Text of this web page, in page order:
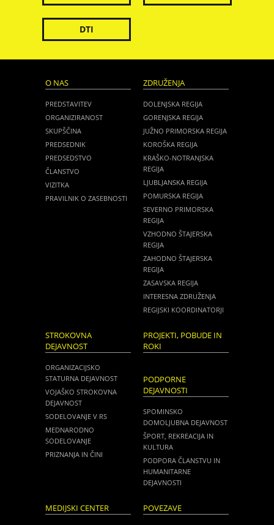
DTI
O NAS
PREDSTAVITEV
ORGANIZIRANOST
SKUPŠČINA
PREDSEDNIK
PREDSEDSTVO
ČLANSTVO
VIZITKA
PRAVILNIK O ZASEBNOSTI
ZDRUŽENJA
DOLENJSKA REGIJA
GORENJSKA REGIJA
JUŽNO PRIMORSKA REGIJA
KOROŠKA REGIJA
KRAŠKO-NOTRANJSKA
REGIJA
LJUBLJANSKA REGIJA
POMURSKA REGIJA
SEVERNO PRIMORSKA
REGIJA
VZHODNO ŠTAJERSKA
REGIJA
ZAHODNO ŠTAJERSKA
REGIJA
ZASAVSKA REGIJA
INTERESNA ZDRUŽENJA
REGIJSKI KOORDINATORJI
STROKOVNA
DEJAVNOST
ORGANIZACIJSKO
STATURNA DEJAVNOST
VOJAŠKO STROKOVNA
DEJAVNOST
SODELOVANJE V RS
MEDNARODNO
SODELOVANJE
PRIZNANJA IN ČINI
PROJEKTI, POBUDE IN
ROKI
PODPORNE
DEJAVNOSTI
SPOMINSKO
DOMOLJUBNA DEJAVNOST
ŠPORT, REKREACIJA IN
KULTURA
PODPORA ČLANSTVU IN
HUMANITARNE
DEJAVNOSTI
MEDIJSKI CENTER POVEZAVE